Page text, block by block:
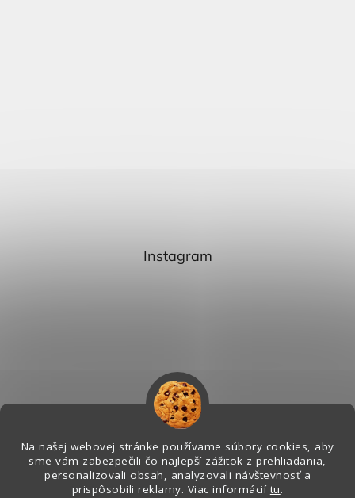
Na našej webovej stránke používame súbory cookies, aby
sme vám zabezpečili čo najlepší zážitok z prehliadania,
personalizovali obsah, analyzovali návštevnosť a
prispôsobili reklamy. Viac informácií tu.
Instagram
Sledovať na Instagrame